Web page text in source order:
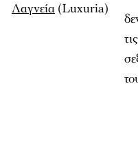
Λαγνεία (Luxuria)
τις